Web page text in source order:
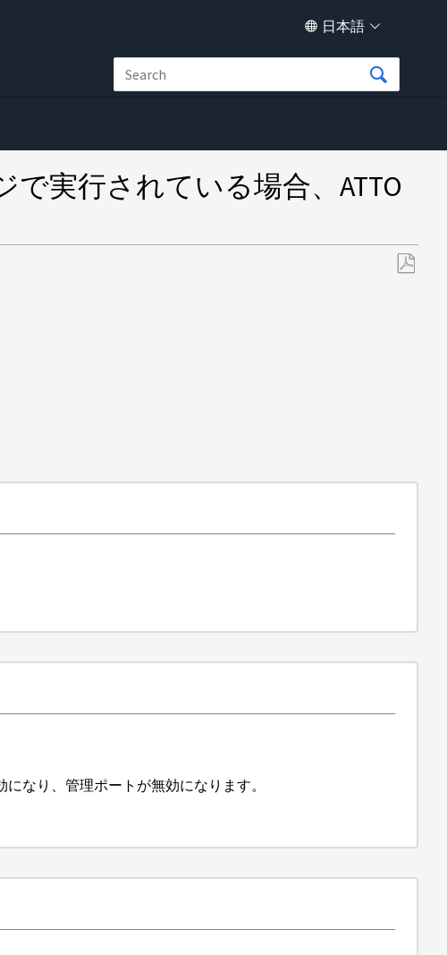
日本語
実行されている場合、ATTO
なり、管理ポートが無効になります。